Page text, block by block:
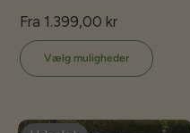
Fra 1.399,00 kr
Vælg muligheder